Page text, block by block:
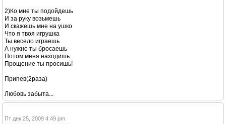
2)Ко мне ты подойдешь
И за руку возьмешь
И скажешь мне на ушко
Что я твоя игрушка
Ты весело играешь
А нужно ты бросаешь
Потом меня находишь
Прощение ты просишь!
Припев(2раза)
Любовь забыта...
Пт дек 25, 2009 4:49 pm